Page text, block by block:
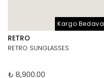
Kargo Bedava
RETRO
RETRO SUNGLASSES
₺ 8,900.00